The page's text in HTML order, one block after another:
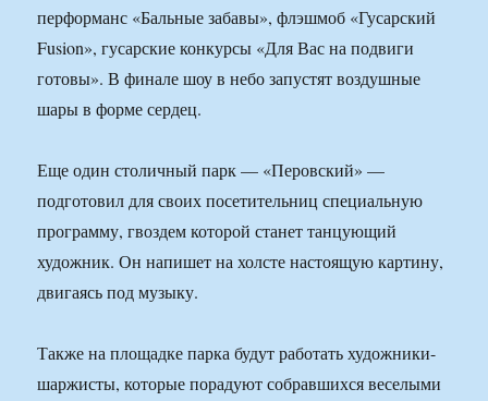
перформанс «Бальные забавы», флэшмоб «Гусарский
Fusion», гусарские конкурсы «Для Вас на подвиги
готовы». В финале шоу в небо запустят воздушные
шары в форме сердец.
Еще один столичный парк — «Перовский» —
подготовил для своих посетительниц специальную
программу, гвоздем которой станет танцующий
художник. Он напишет на холсте настоящую картину,
двигаясь под музыку.
Также на площадке парка будут работать художники-
шаржисты, которые порадуют собравшихся веселыми